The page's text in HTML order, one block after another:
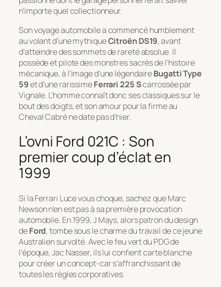
n’importe quel collectionneur.
Son voyage automobile a commencé humblement
au volant d’une mythiqueCitroën DS19, avant
d’atteindre des sommets de rareté absolue. Il
possède et pilote des monstres sacrés de l’histoire
mécanique, à l’image d’une légendaireBugatti Type
59et d’une rarissimeFerrari 225 Scarrossée par
Vignale. L’homme connaît donc ses classiques sur le
bout des doigts, et son amour pour la firme au
Cheval Cabré ne date pas d’hier.
L’ovni Ford 021C : Son
premier coup d’éclat en
1999
Si la Ferrari Luce vous choque, sachez que Marc
Newson n’en est pas à sa première provocation
automobile. En 1999, J Mays, alors patron du design
deFord, tombe sous le charme du travail de ce jeune
Australien survolté. Avec le feu vert du PDG de
l’époque, Jac Nasser, ils lui confient carte blanche
pour créer un concept-car s’affranchissant de
toutes les règles corporatives.